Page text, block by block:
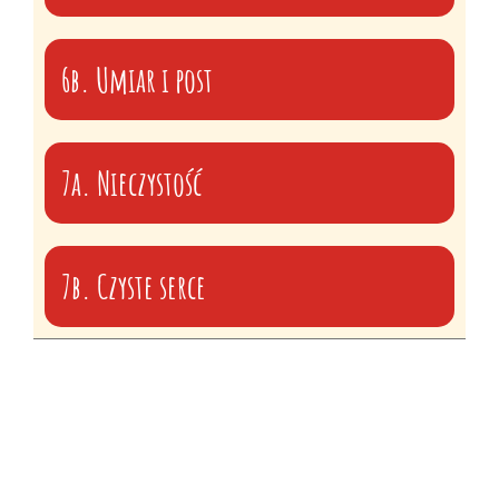
6b. Umiar i post
7a. Nieczystość
7b. Czyste serce